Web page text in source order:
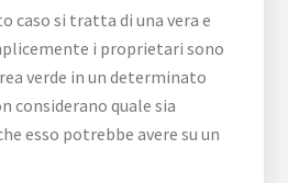
caso si tratta di una vera e
i proprietari sono
verde in un determinato
considerano quale sia
esso potrebbe avere su un